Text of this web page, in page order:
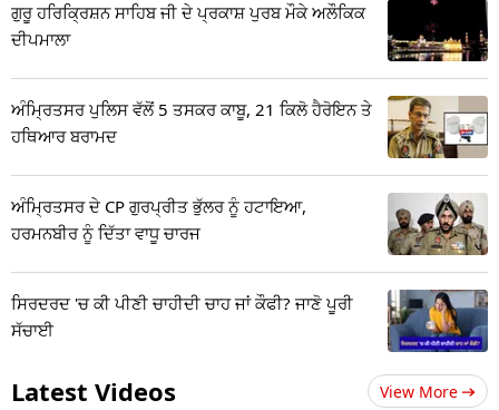
ਗੁਰੂ ਹਰਿਕ੍ਰਿਸ਼ਨ ਸਾਹਿਬ ਜੀ ਦੇ ਪ੍ਰਕਾਸ਼ ਪੁਰਬ ਮੌਕੇ ਅਲੌਕਿਕ
ਦੀਪਮਾਲਾ
ਅੰਮ੍ਰਿਤਸਰ ਪੁਲਿਸ ਵੱਲੋਂ 5 ਤਸਕਰ ਕਾਬੂ, 21 ਕਿਲੋ ਹੈਰੋਇਨ ਤੇ
ਹਥਿਆਰ ਬਰਾਮਦ
ਅੰਮ੍ਰਿਤਸਰ ਦੇ CP ਗੁਰਪ੍ਰੀਤ ਭੁੱਲਰ ਨੂੰ ਹਟਾਇਆ,
ਹਰਮਨਬੀਰ ਨੂੰ ਦਿੱਤਾ ਵਾਧੂ ਚਾਰਜ
ਸਿਰਦਰਦ 'ਚ ਕੀ ਪੀਣੀ ਚਾਹੀਦੀ ਚਾਹ ਜਾਂ ਕੌਫੀ? ਜਾਣੋ ਪੂਰੀ
ਸੱਚਾਈ
Latest Videos View More